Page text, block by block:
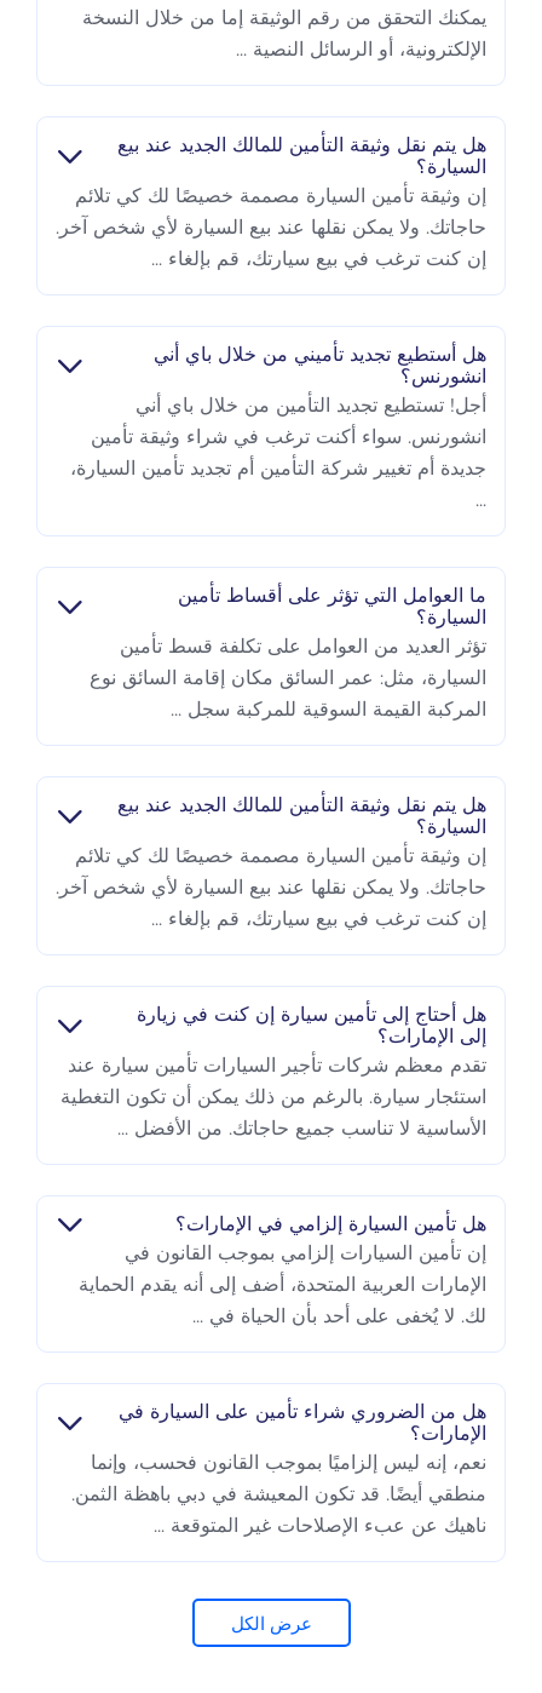
يمكنك التحقق من رقم الوثيقة إما من خلال النسخة
الإلكترونية، أو الرسائل النصية ...
هل يتم نقل وثيقة التأمين للمالك الجديد عند بيع
السيارة؟
إن وثيقة تأمين السيارة مصممة خصيصًا لك كي تلائم
حاجاتك. ولا يمكن نقلها عند بيع السيارة لأي شخص آخر.
إن كنت ترغب في بيع سيارتك، قم بإلغاء ...
هل أستطيع تجديد تأميني من خلال باي أني
انشورنس؟
أجل! تستطيع تجديد التأمين من خلال باي أني
انشورنس. سواء أكنت ترغب في شراء وثيقة تأمين
جديدة أم تغيير شركة التأمين أم تجديد تأمين السيارة،
...
ما العوامل التي تؤثر على أقساط تأمين
السيارة؟
تؤثر العديد من العوامل على تكلفة قسط تأمين
السيارة، مثل: عمر السائق مكان إقامة السائق نوع
المركبة القيمة السوقية للمركبة سجل ...
هل يتم نقل وثيقة التأمين للمالك الجديد عند بيع
السيارة؟
إن وثيقة تأمين السيارة مصممة خصيصًا لك كي تلائم
حاجاتك. ولا يمكن نقلها عند بيع السيارة لأي شخص آخر.
إن كنت ترغب في بيع سيارتك، قم بإلغاء ...
هل أحتاج إلى تأمين سيارة إن كنت في زيارة
إلى الإمارات؟
تقدم معظم شركات تأجير السيارات تأمين سيارة عند
استئجار سيارة. بالرغم من ذلك يمكن أن تكون التغطية
الأساسية لا تناسب جميع حاجاتك. من الأفضل ...
هل تأمين السيارة إلزامي في الإمارات؟
إن تأمين السيارات إلزامي بموجب القانون في
الإمارات العربية المتحدة، أضف إلى أنه يقدم الحماية
لك. لا يُخفى على أحد بأن الحياة في ...
هل من الضروري شراء تأمين على السيارة في
الإمارات؟
نعم، إنه ليس إلزاميًا بموجب القانون فحسب، وإنما
منطقي أيضًا. قد تكون المعيشة في دبي باهظة الثمن.
ناهيك عن عبء الإصلاحات غير المتوقعة ...
عرض الكل